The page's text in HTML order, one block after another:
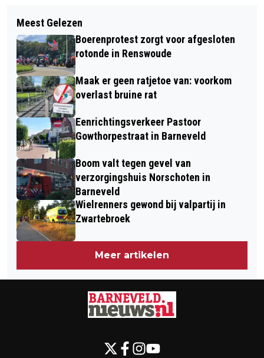
AH LUNETTA SPRITSEN EN AH
EXCELLENT PAAS CRÈME MELANGE
BEVATTEN MOGELIJK KLEINE
METAALDEELTJES
FOODVALLEY-GEMEENTEN GAAN
MEER INFORMATIE UITWISSELEN OM
HET REGIONAAL ENERGIESYSTEEM TE
VERSTERKEN
Meest Gelezen
Boerenprotest zorgt voor afgesloten
rotonde in Renswoude
Maak er geen ratjetoe van: voorkom
overlast bruine rat
Eenrichtingsverkeer Pastoor
Gowthorpestraat in Barneveld
Boom valt tegen gevel van
verzorgingshuis Norschoten in
Barneveld
Wielrenners gewond bij valpartij in
Zwartebroek
Meer artikelen